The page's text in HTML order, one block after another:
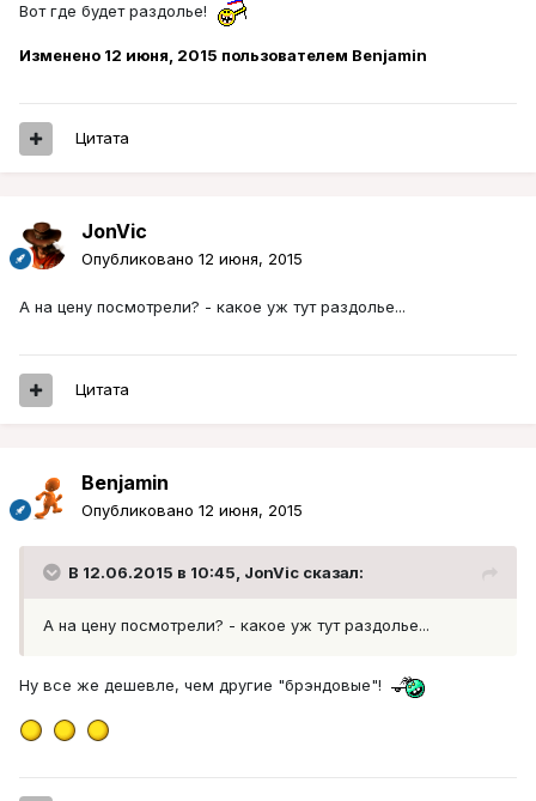
Вот где будет раздолье!
Изменено 12 июня, 2015 пользователем Benjamin
Цитата
JonVic
Опубликовано 12 июня, 2015
А на цену посмотрели? - какое уж тут раздолье...
Цитата
Benjamin
Опубликовано 12 июня, 2015
В 12.06.2015 в 10:45, JonVic сказал:
А на цену посмотрели? - какое уж тут раздолье...
Ну все же дешевле, чем другие "брэндовые"!